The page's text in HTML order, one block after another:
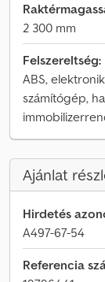
2 300 mm
Felszereltség:
ABS,
számítógép,
Ajánlat
Hirdetés
A497-67-54
Referencia